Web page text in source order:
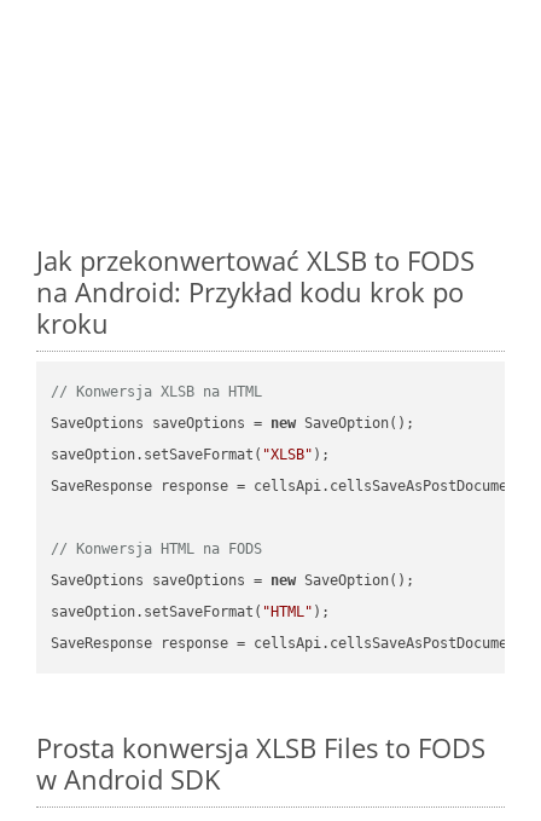
Jak przekonwertować XLSB to FODS
na Android: Przykład kodu krok po
kroku
// Konwersja XLSB na HTML
SaveOptions saveOptions = new SaveOption();
saveOption.setSaveFormat( "XLSB" );
SaveResponse response =
// Konwersja HTML na FODS
SaveOptions saveOptions = new SaveOption();
saveOption.setSaveFormat( "HTML" );
SaveResponse response =
Prosta konwersja XLSB Files to FODS
w Android SDK